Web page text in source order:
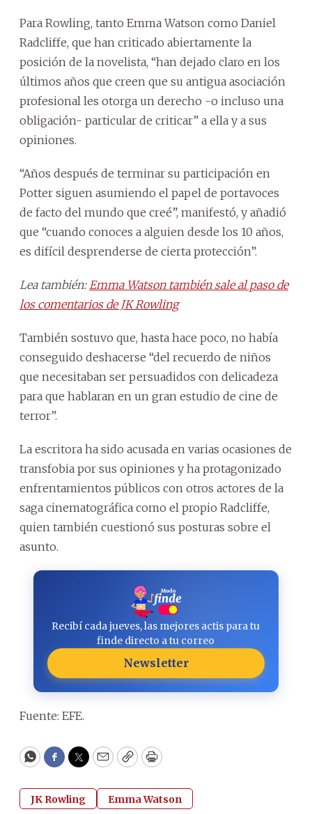
Para Rowling, tanto Emma Watson como Daniel
Radcliffe, que han criticado abiertamente la
posición de la novelista, “han dejado claro en los
últimos años que creen que su antigua asociación
profesional les otorga un derecho -o incluso una
obligación- particular de criticar” a ella y a sus
opiniones.
“Años después de terminar su participación en
Potter siguen asumiendo el papel de portavoces
de facto del mundo que creé”, manifestó, y añadió
que “cuando conoces a alguien desde los 10 años,
es difícil desprenderse de cierta protección”.
Lea también: Emma Watson también sale al paso de
los comentarios de JK Rowling
También sostuvo que, hasta hace poco, no había
conseguido deshacerse “del recuerdo de niños
que necesitaban ser persuadidos con delicadeza
para que hablaran en un gran estudio de cine de
terror”.
La escritora ha sido acusada en varias ocasiones de
transfobia por sus opiniones y ha protagonizado
enfrentamientos públicos con otros actores de la
saga cinematográfica como el propio Radcliffe,
quien también cuestionó sus posturas sobre el
asunto.
Recibí cada jueves, las mejores actis para tu
finde directo a tu correo
Newsletter
Fuente: EFE.
WhatsApp
Facebook
Twitter
EmailCopyPrint
JK Rowling Emma Watson